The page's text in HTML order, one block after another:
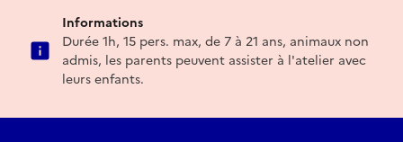
Informations
Durée 1h, 15 pers. max, de 7 à 21 ans, animaux non
admis, les parents peuvent assister à l'atelier avec
leurs enfants.